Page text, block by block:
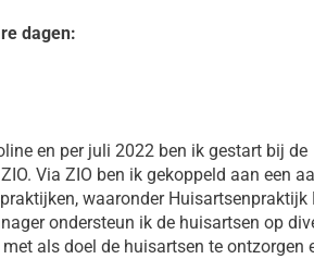
dagen:
en per juli 2022 ben ik gestart bij de
Via ZIO ben ik gekoppeld aan een
waaronder
ondersteun ik de huisartsen op
als doel de huisartsen te ontzorgen